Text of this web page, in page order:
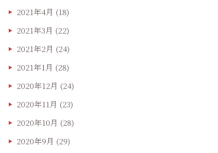
2021年4月 (18)
2021年3月 (22)
2021年2月 (24)
2021年1月 (28)
2020年12月 (24)
2020年11月 (23)
2020年10月 (28)
2020年9月 (29)